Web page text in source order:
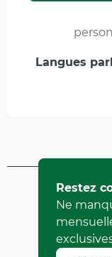
Langues
Langues
Mis à
par Office
Restez
Ne